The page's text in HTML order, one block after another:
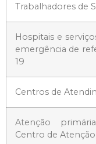
Trabalhadores de
Hospitais e
emergência de
19
Centros de
Atenção
Centro de